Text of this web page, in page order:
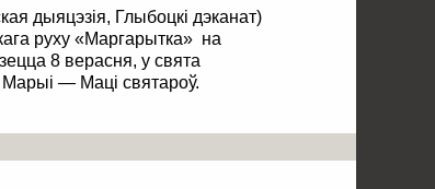
дыяцэзія, Глыбоцкі дэканат)
руху «Маргарытка» на
8 верасня, у свята
— Маці святароў.